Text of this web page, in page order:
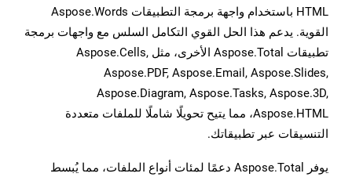
HTML باستخدام واجهة برمجة التطبيقات Aspose.Words
القوية. يدعم هذا الحل القوي التكامل السلس مع واجهات برمجة
تطبيقات Aspose.Total الأخرى، مثل Aspose.Cells,
Aspose.PDF, Aspose.Email, Aspose.Slides,
Aspose.Diagram, Aspose.Tasks, Aspose.3D,
Aspose.HTML، مما يتيح تحويلًا شاملًا للملفات متعددة
التنسيقات عبر تطبيقاتك.
يوفر Aspose.Total دعمًا لمئات أنواع الملفات، مما يُبسط